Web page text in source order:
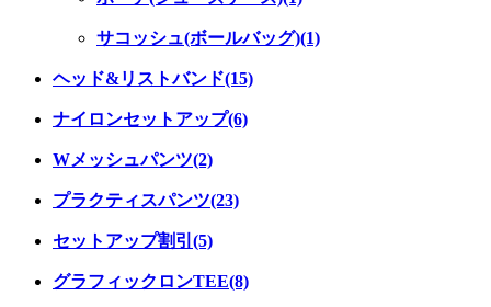
サコッシュ(ボールバッグ)(1)
ヘッド&リストバンド(15)
ナイロンセットアップ(6)
Wメッシュパンツ(2)
プラクティスパンツ(23)
セットアップ割引(5)
グラフィックロンTEE(8)